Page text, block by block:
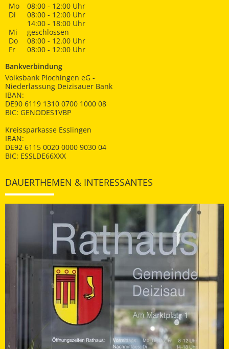
Mo
08:00 - 12:00 Uhr
Di
08:00 - 12:00 Uhr
14:00 - 18:00 Uhr
Mi
geschlossen
Do
08:00 - 12.00 Uhr
Fr
08:00 - 12:00 Uhr
Bankverbindung
Volksbank Plochingen eG -
Niederlassung Deizisauer Bank
IBAN:
DE90 6119 1310 0700 1000 08
BIC: GENODES1VBP
Kreissparkasse Esslingen
IBAN:
DE92 6115 0020 0000 9030 04
BIC: ESSLDE66XXX
DAUERTHEMEN & INTERESSANTES